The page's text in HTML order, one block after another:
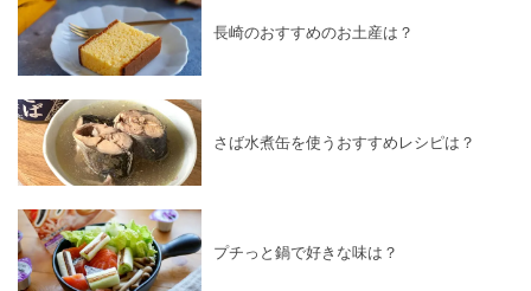
長崎のおすすめのお土産は？
さば水煮缶を使うおすすめレシピは？
プチっと鍋で好きな味は？